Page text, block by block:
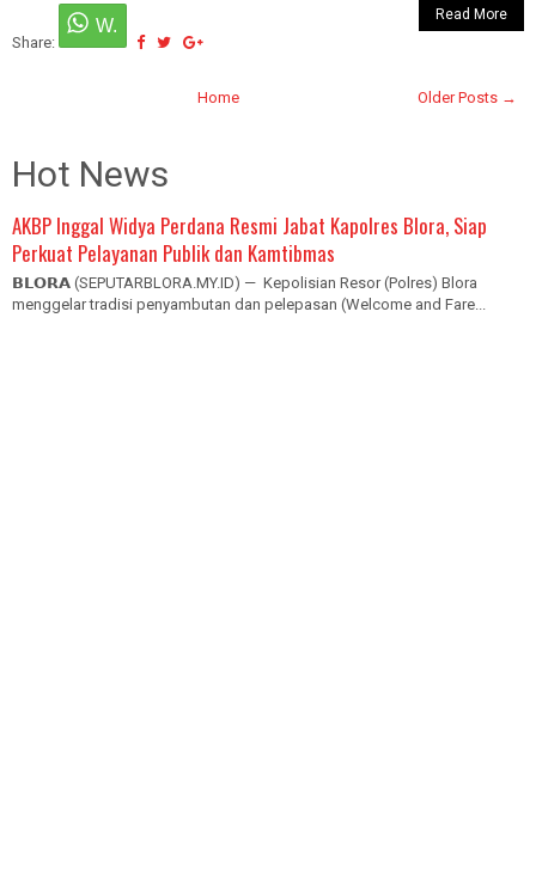
Share:
Read More
Older Posts →
Home
Hot News
AKBP Inggal Widya Perdana Resmi Jabat Kapolres Blora, Siap
Perkuat Pelayanan Publik dan Kamtibmas
𝗕𝗟𝗢𝗥𝗔 (SEPUTARBLORA.MY.ID) — Kepolisian Resor (Polres) Blora
menggelar tradisi penyambutan dan pelepasan (Welcome and Fare...